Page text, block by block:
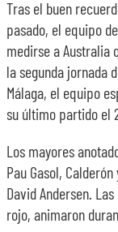
Tras el buen
pasado, el equipo
medirse a Australia
la segunda jornada
Málaga, el equipo
su último partido el
Los mayores
Pau Gasol,
David Andersen.
rojo, animaron